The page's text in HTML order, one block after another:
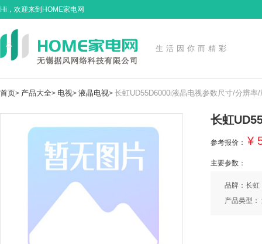
Hi，欢迎来到HOME家电网
生活因你而精彩
首页> 产品大全> 电视> 液晶电视> 长虹UD55D6000i液晶电视参数尺寸/分辨率/
长虹
参考报价： ¥
主要参数：
品牌：长虹
产品类型：